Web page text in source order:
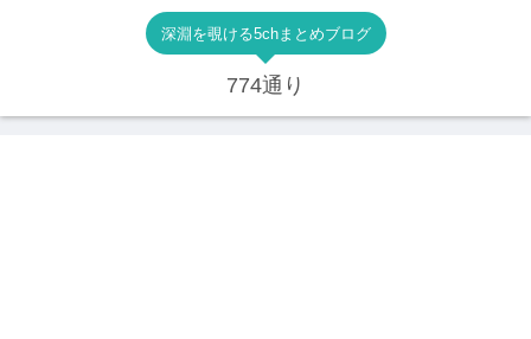
深淵を覗ける5chまとめブログ
774通り